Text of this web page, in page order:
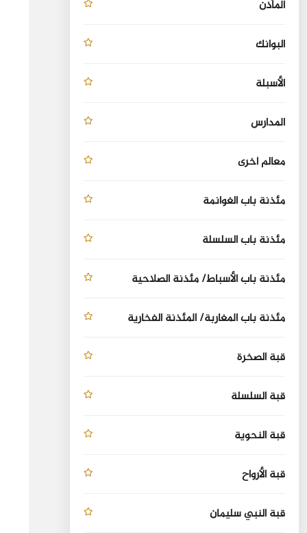
المأذن
البوانك
الأسبلة
المدارس
معالم أخرى
مئذنة باب الغوانمة
مئذنة باب السلسلة
مئذنة باب الأسباط/ مئذنة الصلاحية
مئذنة باب المغاربة/ المئذنة الفخارية
قبة الصخرة
قبة السلسلة
قبة النحوية
قبة الأرواح
قبة النبي سليمان